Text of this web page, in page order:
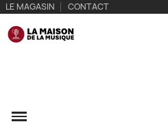
LE MAGASIN CONTACT